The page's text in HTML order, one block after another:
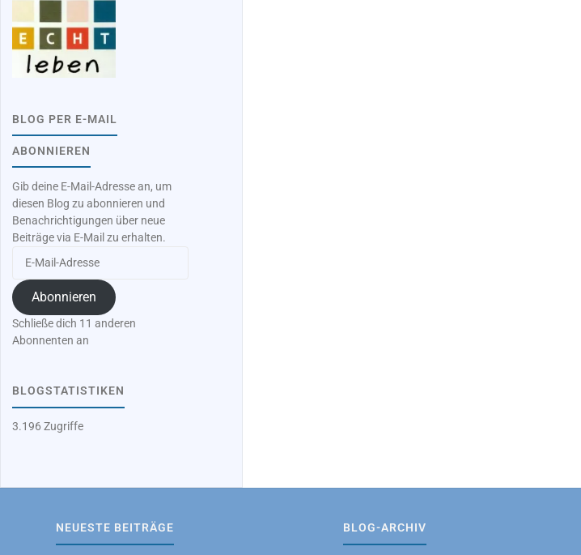
BLOG PER E-MAIL
ABONNIEREN
Gib deine E-Mail-Adresse an, um
diesen Blog zu abonnieren und
Benachrichtigungen über neue
Beiträge via E-Mail zu erhalten.
Mail-
Adresse
Abonnieren
Schließe dich 11 anderen
Abonnenten an
BLOGSTATISTIKEN
3.196 Zugriffe
NEUESTE BEITRÄGE BLOG-ARCHIV